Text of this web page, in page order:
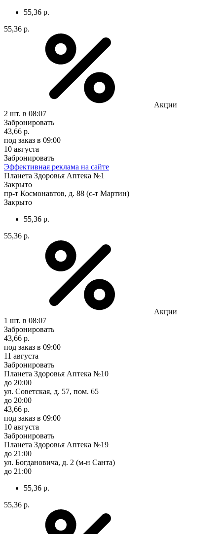
55,36 р.
55,36 р.
Акции
2 шт. в 08:07
Забронировать
43,66 р.
под заказ в 09:00
10 августа
Забронировать
Эффективная реклама на сайте
Планета Здоровья Аптека №1
Закрыто
пр-т Космонавтов, д. 88 (с-т Мартин)
Закрыто
55,36 р.
55,36 р.
Акции
1 шт. в 08:07
Забронировать
43,66 р.
под заказ в 09:00
11 августа
Забронировать
Планета Здоровья Аптека №10
до 20:00
ул. Советская, д. 57, пом. 65
до 20:00
43,66 р.
под заказ в 09:00
10 августа
Забронировать
Планета Здоровья Аптека №19
до 21:00
ул. Богдановича, д. 2 (м-н Санта)
до 21:00
55,36 р.
55,36 р.